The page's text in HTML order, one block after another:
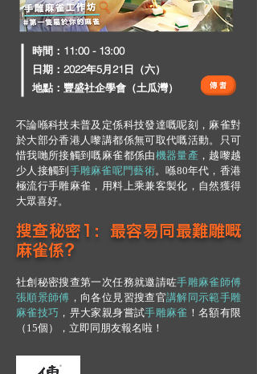
​時間：11:00 - 13:00
日期：2022年5月21日（六）
地點：豐盛社企學會（土瓜灣）
不論喺科技未普及定係科技發達嘅呢刻，麻雀對
於大部分香港人嚟講都係無可取代嘅活動。只可
惜我哋所接觸到嘅麻雀都係由機器量產，越嚟越
少人接觸到 手雕麻雀呢門藝術。喺80年代，香港
極流行手雕麻雀，用料上乘兼客製化，自然獲得
大眾喜好。
搜查秘密1：最容易同最難雕嘅
麻雀係？
社創秘密搜查第一次任務就邀請咗手雕麻雀師傅
張順景師傅 ，向各位見習搜查官講解同示範手雕
麻雀技巧 ，畀大家親身嘗試手雕麻雀 ！名額有限
（15個），立即同朋友報名啦！